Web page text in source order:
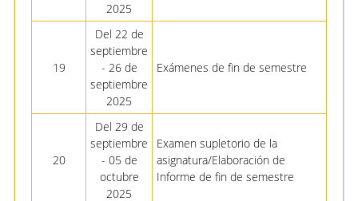
2025
19
Del 22 de
septiembre
- 26 de
septiembre
2025
Exámenes de fin de semestre
20
Del 29 de
septiembre
- 05 de
octubre
2025
Examen supletorio de la
asignatura/Elaboración de
Informe de fin de semestre